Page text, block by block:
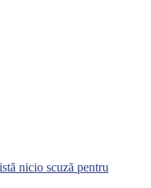
nicio scuză pentru